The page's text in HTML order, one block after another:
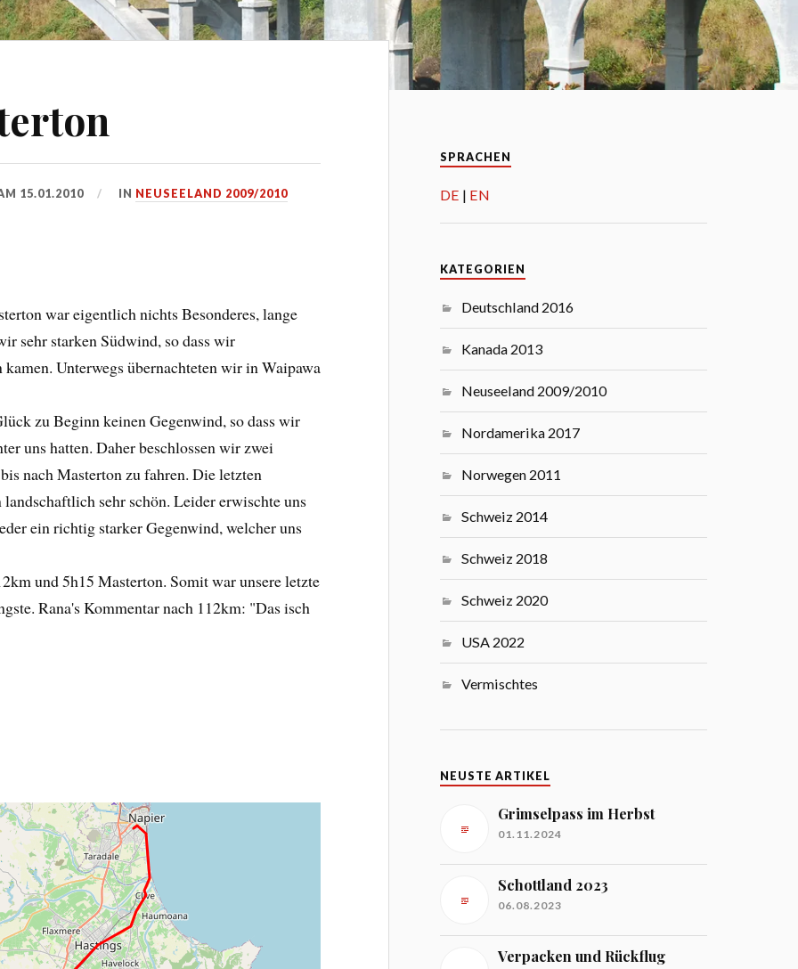
15.01.2010 IN NEUSEELAND 2009/2010
war eigentlich nichts Besonderes, lange
sehr starken Südwind, so dass wir
Unterwegs übernachteten wir in Waipawa
zu Beginn keinen Gegenwind, so dass wir
uns hatten. Daher beschlossen wir zwei
nach Masterton zu fahren. Die letzten
sehr schön. Leider erwischte uns
ein richtig starker Gegenwind, welcher uns
und 5h15 Masterton. Somit war unsere letzte
Rana's Kommentar nach 112km: "Das isch
SPRACHEN
DE EN
KATEGORIEN
Deutschland 2016
Kanada 2013
Neuseeland 2009/2010
Nordamerika 2017
Norwegen 2011
Schweiz 2014
Schweiz 2018
Schweiz 2020
USA 2022
Vermischtes
NEUSTE ARTIKEL
Grimselpass im Herbst
01.11.2024
Schottland 2023
06.08.2023
Verpacken und Rückflug